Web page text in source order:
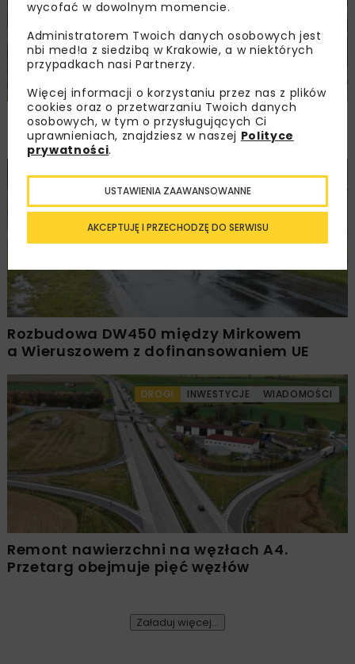
PKP PLK ogłosiły przetarg na odcinek Gdów
– Szczyrzyc projektu Podłęże–Piekiełko
DROGI INWESTYCJE WIADOMOŚCI
Rozbudowa DW450 między Mirkowem
a Wieruszowem z dofinansowaniem UE
DROGI INWESTYCJE WIADOMOŚCI
Remont nawierzchni na węzłach A4.
Przetarg obejmuje pięć węzłów
Załaduj więcej...
wycofać w dowolnym momencie.
Administratorem Twoich danych osobowych jest
nbi med!a z siedzibą w Krakowie, a w niektórych
przypadkach nasi Partnerzy.
Więcej informacji o korzystaniu przez nas z plików
cookies oraz o przetwarzaniu Twoich danych
osobowych, w tym o przysługujących Ci
uprawnieniach, znajdziesz w naszej Polityce
prywatności.
AKCEPTUJĘ I PRZECHODZĘ DO SERWISU
USTAWIENIA ZAAWANSOWANNE